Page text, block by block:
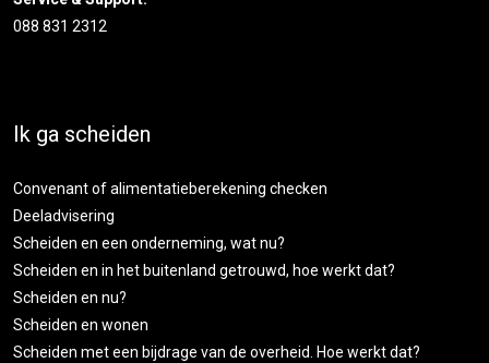
088 831 2312
Ik ga scheiden
Convenant of alimentatieberekening checken
Deeladvisering
Scheiden en een onderneming, wat nu?
Scheiden en in het buitenland getrouwd, hoe werkt dat?
Scheiden en nu?
Scheiden en wonen
Scheiden met een bijdrage van de overheid. Hoe werkt dat?